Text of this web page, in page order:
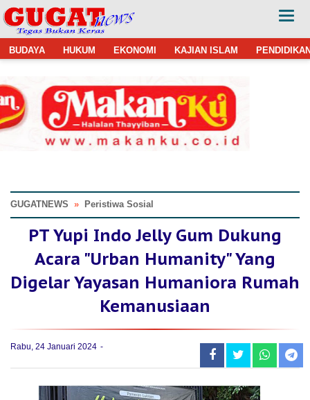
BUDAYA HUKUM EKONOMI KAJIAN ISLAM
GUGATNEWS » Peristiwa Sosial
PT Yupi Indo Jelly Gum Dukung
Acara "Urban Humanity" Yang
Digelar Yayasan Humaniora Rumah
Kemanusiaan
Rabu, 24 Januari 2024